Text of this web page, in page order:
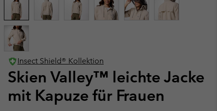
Insect Shield® Kollektion
Skien Valley™ leichte Jacke
mit Kapuze für Frauen